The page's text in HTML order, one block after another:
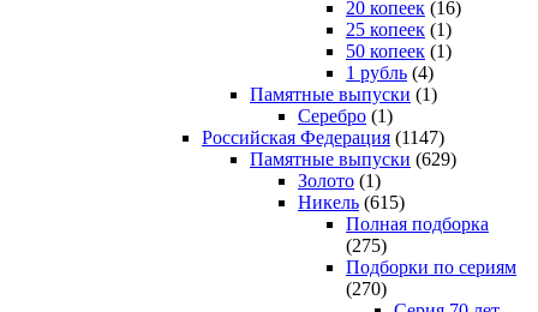
20 копеек (16)
25 копеек (1)
50 копеек (1)
1 рубль (4)
Памятные выпуски (1)
Серебро (1)
Российская Федерация (1147)
Памятные выпуски (629)
Золото (1)
Никель (615)
Полная подборка
(275)
Подборки по сериям
(270)